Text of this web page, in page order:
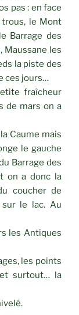
pas : en face
trous, le Mont
Barrage des
Maussane les
la piste des
ces jours…
fraîcheur
de mars on a
Caume mais
le gauche
Barrage des
on a donc la
coucher de
le lac. Au
les Antiques
les points
surtout… la